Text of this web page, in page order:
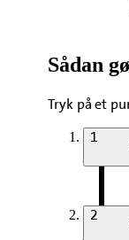
Sådan
Tryk på et
1
2